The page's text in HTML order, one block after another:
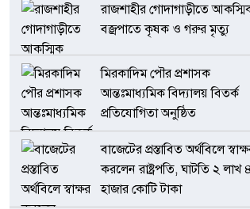
রাজশাহীর গোদাগাড়ীতে
বজ্রপাতে কৃষক ও গরুর মৃত্যু
মিরকাদিম পৌর প্রশাসক
আন্তঃমাধ্যমিক বিদ্যালয় বিতর্ক
প্রতিযোগিতা অনুষ্ঠিত
বাজেটের প্রস্তাবিত অর্থবিলে
করলেন রাষ্ট্রপতি, ঘাটতি ২ লাখ
হাজার কোটি টাকা